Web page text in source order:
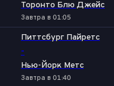
Торонто Блю Джейс
Завтра в 01:05
Питтсбург Пайретс
-
Нью-Йорк Метс
Завтра в 01:40